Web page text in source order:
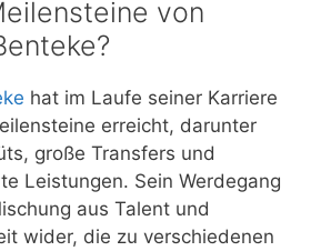
von
hat im Laufe seiner Karriere
erreicht, darunter
große Transfers und
Leistungen. Sein Werdegang
aus Talent und
wider, die zu verschiedenen